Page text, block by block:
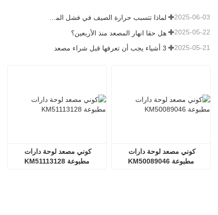
لماذا تتسبب حرارة الصيف في فشل المصاعد؟ 2025-06-03
هل حقا انهار المصعد منذ الأربعين؟ 2025-05-22
3 أشياء يجب أن تعرفها قبل شراء مصعد 2025-05-21
مطبوعة KM51113128
مطبوعة KM50089046